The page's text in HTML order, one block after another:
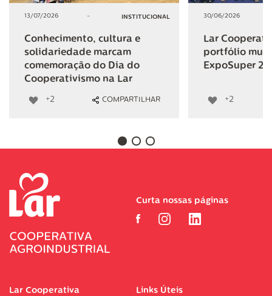
13/07/2026 - INSTITUCIONAL
Conhecimento, cultura e
solidariedade marcam
comemoração do Dia do
Cooperativismo na Lar
+2 COMPARTILHAR
30/06/2026
Lar
portfólio
ExpoSuper
+2
Lar Cooperativa Links Úteis
Curta nossas páginas